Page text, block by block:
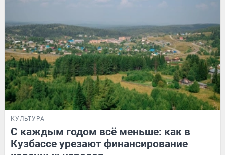
КУЛЬТУРА
С каждым годом всё меньше: как в
Кузбассе урезают финансирование